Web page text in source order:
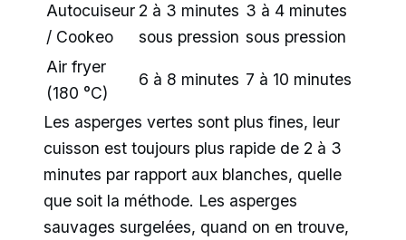
Autocuiseur
/ Cookeo
2 à 3 minutes
sous pression
3 à 4 minutes
sous pression
Air fryer
(180 °C)
6 à 8 minutes 7 à 10 minutes
Les asperges vertes sont plus fines, leur
cuisson est toujours plus rapide de 2 à 3
minutes par rapport aux blanches, quelle
que soit la méthode. Les asperges
sauvages surgelées, quand on en trouve,